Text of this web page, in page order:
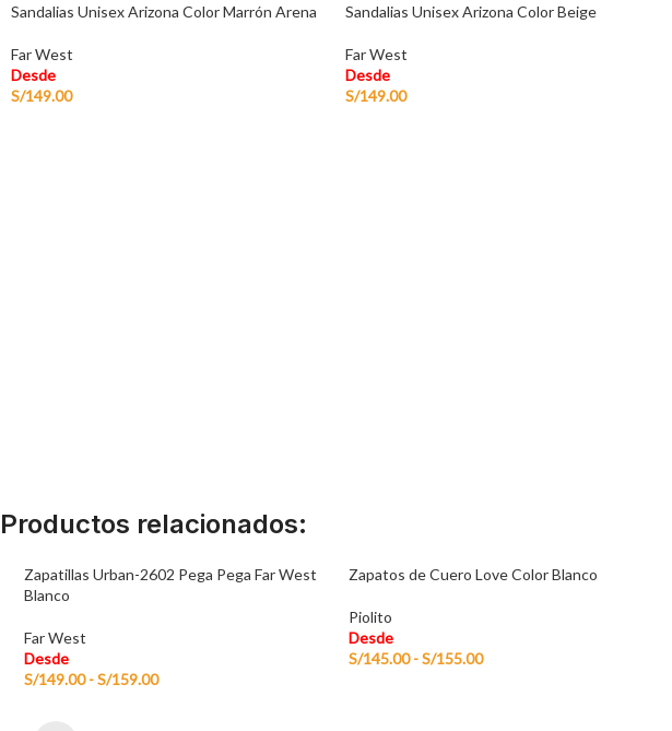
Sandalias Unisex Arizona Color Marrón Arena
Far West
Desde
S/149.00
Sandalias Unisex Arizona Color Beige
Far West
Desde
S/149.00
Productos relacionados:
Zapatillas Urban-2602 Pega Pega Far West
Blanco
Far West
Desde
S/149.00 -S/159.00
Zapatos de Cuero Love Color Blanco
Piolito
Desde
S/145.00 -S/155.00